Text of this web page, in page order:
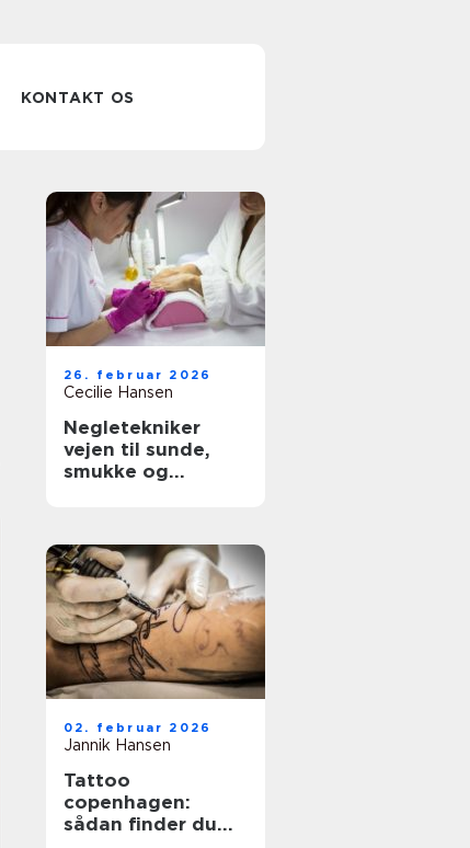
KONTAKT OS
26. februar 2026
Cecilie Hansen
Negletekniker
vejen til sunde,
smukke og
02. februar 2026
Jannik Hansen
Tattoo
copenhagen:
sådan finder du